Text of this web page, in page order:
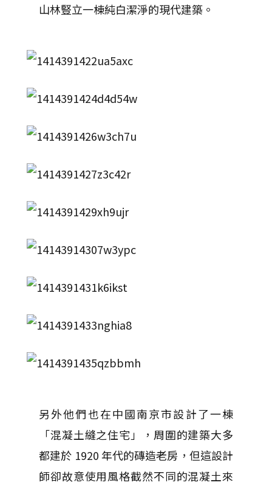
山林豎立一棟純白潔淨的現代建築。
另外他們也在中國南京市設計了一棟
「混凝土縫之住宅」，周圍的建築大多
都建於 1920 年代的磚造老房，但這設計
師卻故意使用風格截然不同的混凝土來